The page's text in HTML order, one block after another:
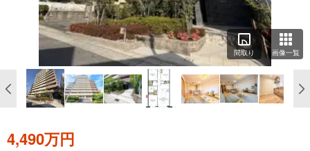
間取り 画像一覧
4,490万円